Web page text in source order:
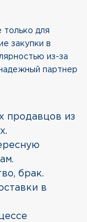
только для
закупки в
из-за
партнер
продавцов из
брак.
в